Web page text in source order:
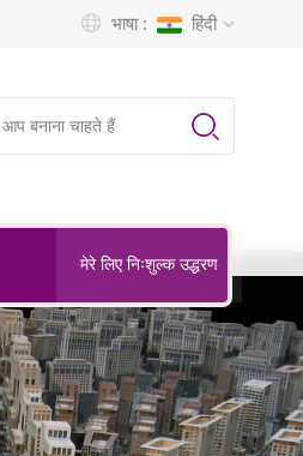
भाषा : हिंदी
मेरे लिए निःशुल्क उद्धरण